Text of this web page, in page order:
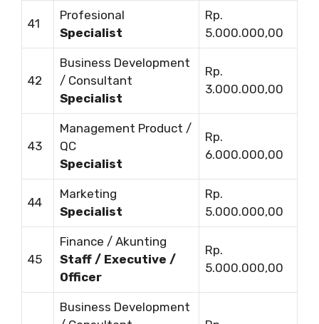
41
Profesional
Specialist
Rp.
5.000.000,00
42
Business Development
/ Consultant
Specialist
Rp.
3.000.000,00
43
Management Product /
QC
Specialist
Rp.
6.000.000,00
44
Marketing
Specialist
Rp.
5.000.000,00
45
Finance / Akunting
Staff / Executive /
Officer
Rp.
5.000.000,00
Business Development